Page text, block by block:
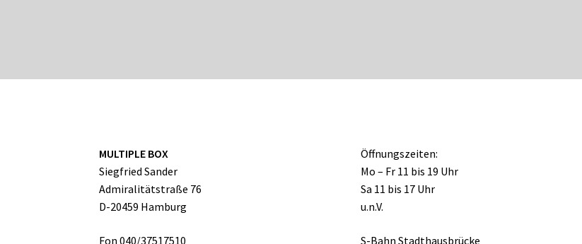
MULTIPLE BOX
Siegfried Sander
Admiralitätstraße 76
D-20459 Hamburg
Fon 040/37517510
Öffnungszeiten:
Mo – Fr 11 bis 19 Uhr
Sa 11 bis 17 Uhr
u.n.V.
S-Bahn Stadthausbrücke